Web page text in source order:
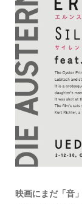
映画にまだ「音